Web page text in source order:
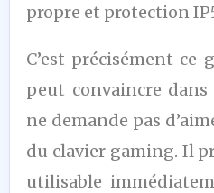
propre et protection
C’est précisément
peut convaincre dans
ne demande pas
du clavier gaming. Il
utilisable